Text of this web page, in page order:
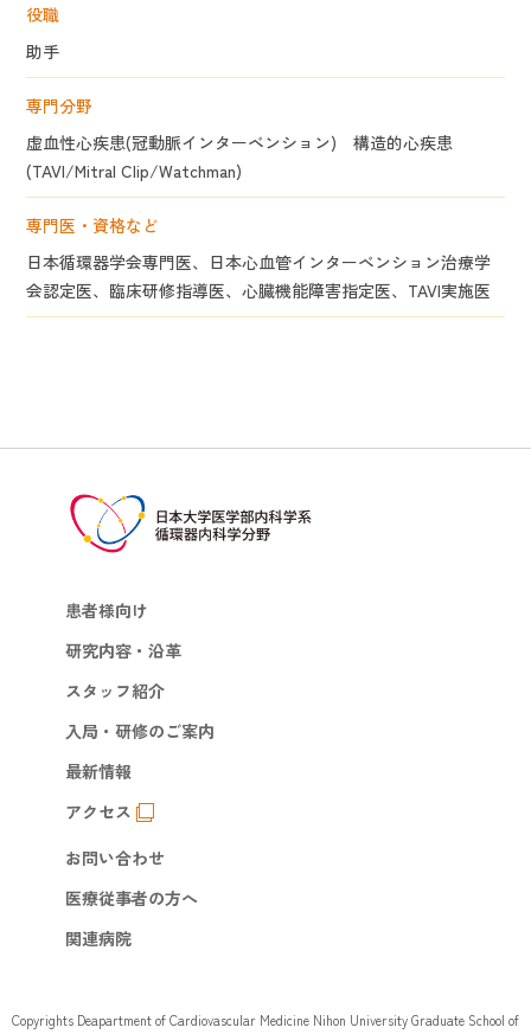
役職
助手
専門分野
虚血性心疾患(冠動脈インターベンション) 構造的心疾患
(TAVI/Mitral Clip/Watchman)
専門医・資格など
日本循環器学会専門医、日本心血管インターベンション治療学
会認定医、臨床研修指導医、心臓機能障害指定医、TAVI実施医
患者様向け
研究内容・沿革
スタッフ紹介
入局・研修のご案内
最新情報
アクセス
お問い合わせ
医療従事者の方へ
関連病院
Copyrights Deapartment of Cardiovascular Medicine Nihon University Graduate School of